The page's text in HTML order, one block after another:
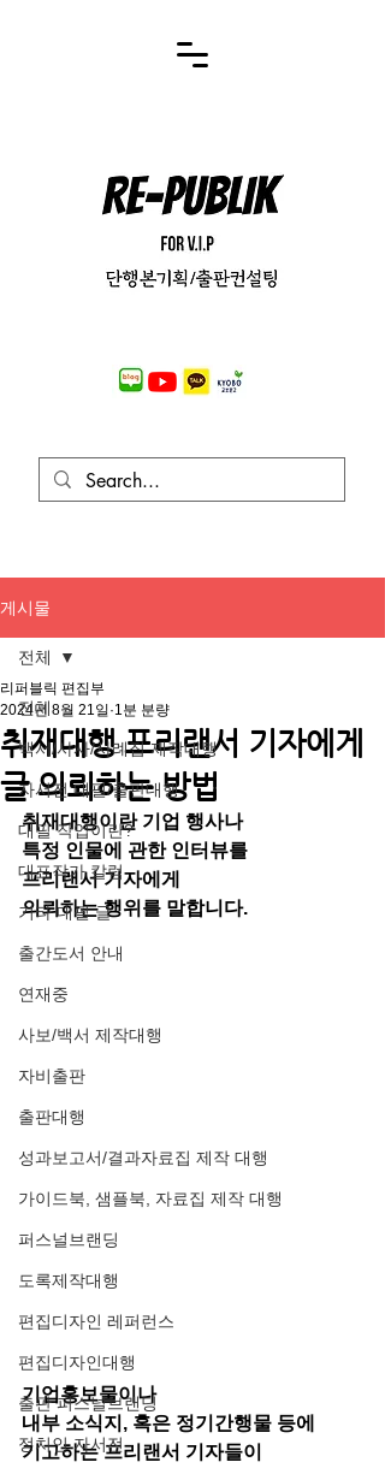
게시물
전체
백서/사사/사례집 제작대행
자서전 대필/출판대행
대필 작업이란?
대표작가 칼럼
기타 대필 글
출간도서 안내
연재중
사보/백서 제작대행
자비출판
출판대행
성과보고서/결과자료집 제작 대행
가이드북, 샘플북, 자료집 제작 대행
퍼스널브랜딩
도록제작대행
편집디자인 레퍼런스
편집디자인대행
출판 퍼스널브랜딩
정치인 자서전
전체
취재대행 프리랜서 기자에게
글 의뢰하는 방법
리퍼블릭 편집부
2024년 8월 21일 1분 분량
취재대행이란 기업 행사나
특정 인물에 관한 인터뷰를
프리랜서 기자에게
의뢰하는 행위를 말합니다.
기업홍보물이나
내부 소식지, 혹은 정기간행물 등에
기고하는 프리랜서 기자들이